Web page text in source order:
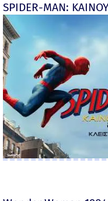
SPIDER-MAN: